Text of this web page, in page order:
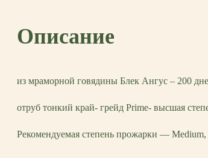
Описание
из мраморной говядины Блек Ангус – 200
отруб тонкий край- грейд Prime- высшая
Рекомендуемая степень прожарки —